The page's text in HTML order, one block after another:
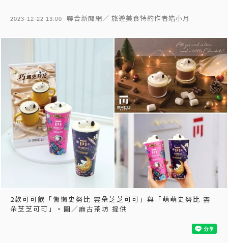
2023-12-22 13:00 聯合新聞網／ 旅遊美食特約作者皓小月
2款可可飲「懶懶史努比 雲朵芝芝可可」與「萌萌史努比 雲
朵芝芝可可」。圖／麻古茶坊 提供